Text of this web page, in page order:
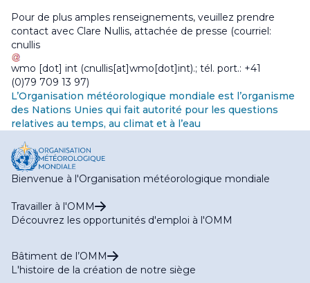
Pour de plus amples renseignements, veuillez prendre
contact avec Clare Nullis, attachée de presse (courriel:
cnullis
wmo [dot] int (cnullis[at]wmo[dot]int).; tél. port.: +41
(0)79 709 13 97)
L’Organisation météorologique mondiale est l’organisme
des Nations Unies qui fait autorité pour les questions
relatives au temps, au climat et à l’eau
Bienvenue à l'Organisation météorologique mondiale
Travailler à l'OMM
Découvrez les opportunités d'emploi à l'OMM
Bâtiment de l’OMM
L'histoire de la création de notre siège